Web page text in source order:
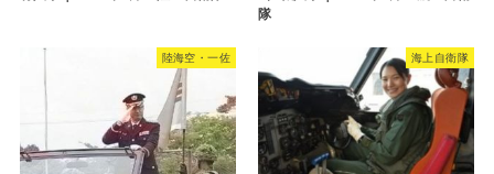
隊
陸海空・一佐 海上自衛隊